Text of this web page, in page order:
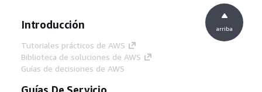
Introducción
Tutoriales prácticos de AWS
Biblioteca de soluciones de AWS
Guías de decisiones de AWS
arriba